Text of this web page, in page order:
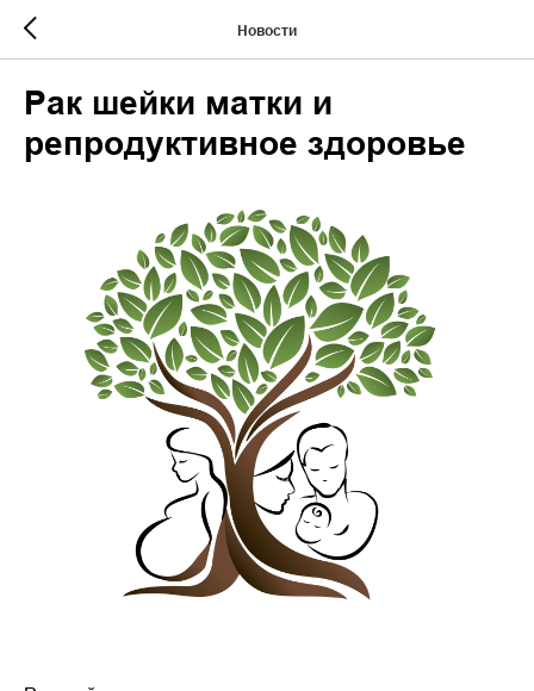
Новости
Рак шейки матки и
репродуктивное здоровье